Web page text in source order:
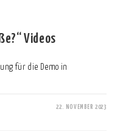
Videos
für die Demo in
22. NOVEMBER 2023